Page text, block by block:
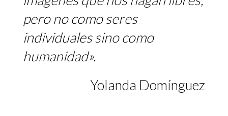
pero no como seres
individuales sino como
humanidad».
Yolanda Domínguez